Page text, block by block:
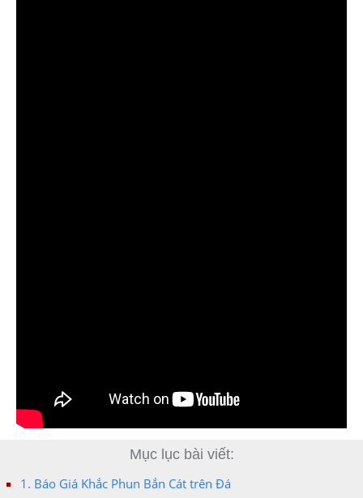
Mục lục bài viết:
1. Báo Giá Khắc Phun Bắn Cát trên Đá